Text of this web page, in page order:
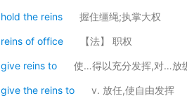
hold the reins 握住缰绳;执掌大权
reins of office 【法】 职权
give reins to 使…得以充分发挥,对…放
give the reins to v. 放任,使自由发挥